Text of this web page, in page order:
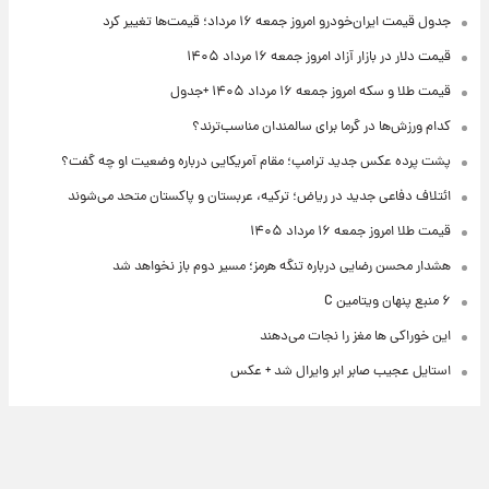
جدول قیمت ایران‌خودرو امروز جمعه ۱۶ مرداد؛ قیمت‌ها تغییر کرد
قیمت دلار در بازار آزاد امروز جمعه ۱۶ مرداد ۱۴۰۵
قیمت طلا و سکه امروز جمعه ۱۶ مرداد ۱۴۰۵ +جدول
کدام ورزش‌ها در گرما برای سالمندان مناسب‌ترند؟
پشت پرده عکس جدید ترامپ؛ مقام آمریکایی درباره وضعیت او چه گفت؟
ائتلاف دفاعی جدید در ریاض؛ ترکیه، عربستان و پاکستان متحد می‌شوند
قیمت طلا امروز جمعه ۱۶ مرداد ۱۴۰۵
هشدار محسن رضایی درباره تنگه هرمز؛ مسیر دوم باز نخواهد شد
۶ منبع پنهان ویتامین C
این خوراکی ها مغز را نجات می‌دهند
استایل عجیب صابر ابر وایرال شد + عکس